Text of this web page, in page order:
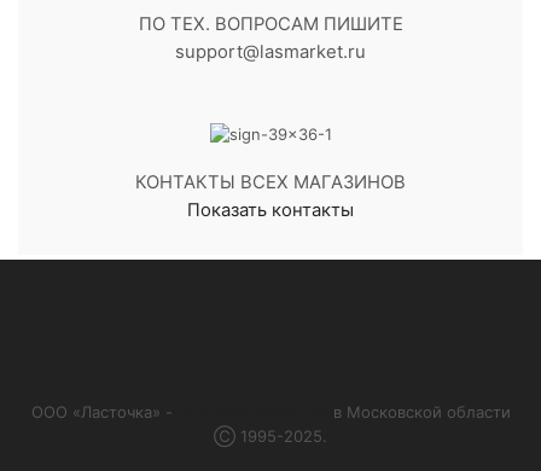
ПО ТЕХ. ВОПРОСАМ ПИШИТЕ
support@lasmarket.ru
КОНТАКТЫ ВСЕХ МАГАЗИНОВ
Показать контакты
ООО «Ласточка» -
в Московской области
Ⓒ 1995-2025.